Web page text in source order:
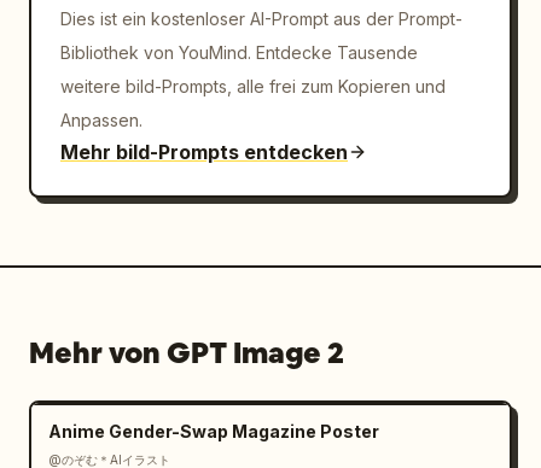
Dies ist ein kostenloser AI-Prompt aus der Prompt-
Bibliothek von YouMind. Entdecke Tausende
weitere bild-Prompts, alle frei zum Kopieren und
Anpassen.
Mehr bild-Prompts entdecken
Mehr von GPT Image 2
Anime Gender-Swap Magazine Poster
@のぞむ＊AIイラスト